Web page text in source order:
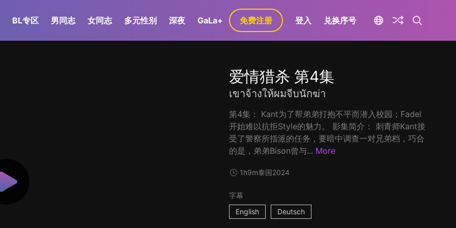
BL专区 男同志 女同志 多元性别 深夜 GaLa+ 免费注册 登入 兑换序号
爱情猎杀 第4集
เขาจ้างให้ผมจีบนักฆ่า
第4集： Kant为了帮弟弟打抱不平而潜入校园；Fadel
开始难以抗拒Style的魅力。 影集简介： 刺青师Kant接
受了警察所指派的任务，要暗中调查一对兄弟档，巧合
的是，弟弟Bison曾与... More
1h9m泰国2024
字幕
English
Deutsch